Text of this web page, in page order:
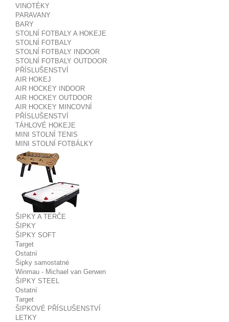
VINOTÉKY
PARAVANY
BARY
STOLNÍ FOTBALY A HOKEJE
STOLNÍ FOTBALY
STOLNÍ FOTBALY INDOOR
STOLNÍ FOTBALY OUTDOOR
PŘÍSLUŠENSTVÍ
AIR HOKEJ
AIR HOCKEY INDOOR
AIR HOCKEY OUTDOOR
AIR HOCKEY MINCOVNÍ
PŘÍSLUŠENSTVÍ
TÁHLOVÉ HOKEJE
MINI STOLNÍ TENIS
MINI STOLNÍ FOTBÁLKY
ŠIPKY A TERČE
ŠIPKY
ŠIPKY SOFT
Target
Ostatní
Šipky samostatné
Winmau - Michael van Gerwen
ŠIPKY STEEL
Ostatní
Target
ŠIPKOVÉ PŘÍSLUŠENSTVÍ
LETKY